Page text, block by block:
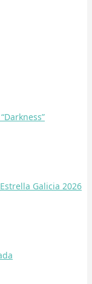
Galicia 2026